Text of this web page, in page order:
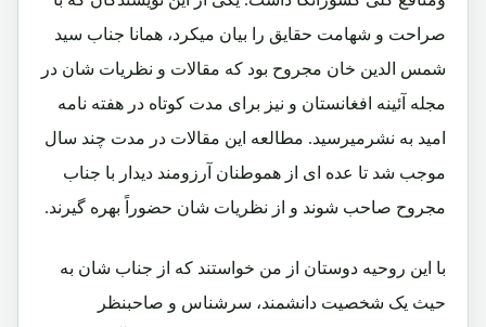
صراحت و شهامت حقایق را بیان میکرد، همانا جناب سید
شمس الدین خان مجروح بود که مقالات و نظریات شان در
مجله آئینه افغانستان و نیز برای مدت کوتاه در هفته نامه
امید به نشرمیرسید. مطالعه این مقالات در مدت چند سال
موجب شد تا عده ای از هموطنان آرزومند دیدار با جناب
مجروح صاحب شوند و از نظریات شان حضوراً بهره گیرند.
با این روحیه دوستان از من خواستند که از جناب شان به
حیث یک شخصیت دانشمند، سرشناس و صاحبنظر